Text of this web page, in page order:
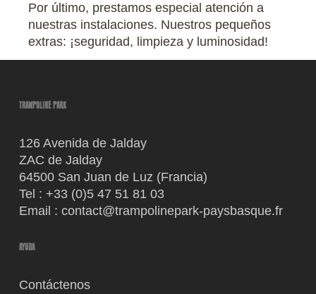
Por último, prestamos especial atención a
nuestras instalaciones. Nuestros pequeños
extras: ¡seguridad, limpieza y luminosidad!
TRAMPOLINE PARK
126 Avenida de Jalday
ZAC de Jalday
64500 San Juan de Luz (Francia)
Tel : +33 (0)5 47 51 81 03
Email : contact@trampolinepark-paysbasque.fr
AYUDA
Contáctenos